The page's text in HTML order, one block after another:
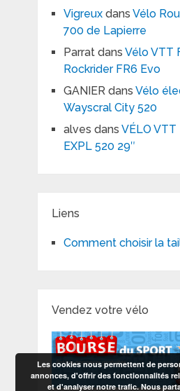
Vigreuxdans Vélo
700 de Lapierre
Parratdans Vélo VTT
Rockrider FR6 Evo
GANIERdans Vélo
Wayscral City 520
alves dans VÉLO VTT
EXPL 520 29″
Liens
Comment choisir la
Vendez votre vélo
Les cookies nous permettent de
annonces, d'offrir des fonctionnalités
et d'analyser notre trafic. Nous